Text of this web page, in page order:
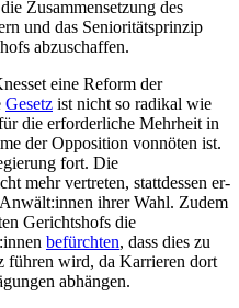
Zusammensetzung des
und das Senioritätsprinzip
abzuschaffen.
eine Reform der
Gesetz ist nicht so radikal wie
die erfor­derliche Mehrheit in
der Opposition vonnöten ist.
fort. Die
mehr vertreten, stattdessen er­
ihrer Wahl. Zudem
Gerichtshofs die
befürchten, dass dies zu
führen wird, da Kar­rieren dort
abhängen.